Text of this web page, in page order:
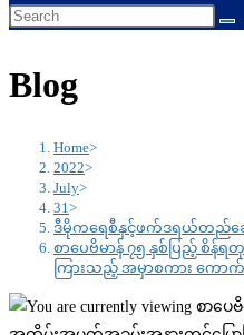
Blog
Home>
2022>
July>
31>
ဒီမိုကရေစီနှင့်ဖက်ဒရယ်တည်ဆ
စာပေဗိမာန် ၇၅ နှစ်ပြည့် စိ
ကြားသည့် အမှာစကား ကောက်